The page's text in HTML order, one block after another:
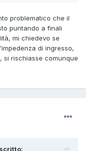
problematico che il
puntando a finali
mi chiedevo se
di ingresso,
si rischiasse comunque